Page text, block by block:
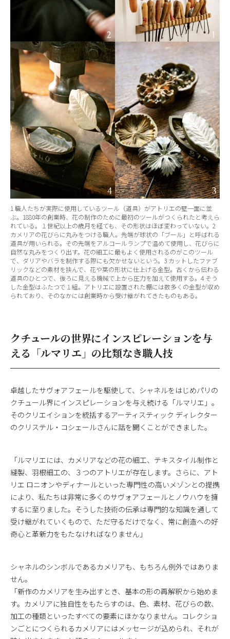
1 職人たちが実際に使用しているツール（道具）がアトリエの壁一面に並
ぶ。1880年の創業時、花の制作のために最初のツールがつくられたと考えら
れている。１世紀以上の歳月を経ても、その形状はほぼ変わっていない。2
カメリアの花びらに丸みをつける職人。先端が球状の「ブール」と呼ばれる
道具が用いられる。その先端をアルコールランプで温めて使用し、花びらに
自然な丸みをつくり出す。花の細工に最もよく使用されるのがこのツール
で、ダリアやバラを制作する際にも欠かせないという。3 カットしたファブ
リックなどの素材を挟んで、花や葉の形状に仕上げる金型。古くから伝わる
道具のひとつで、後ろに見える機械で上から圧力を加えて使用する。4 そう
した金型はふたつで１組。アトリエに設置された棚には数多くの金型が収め
られており、そのなかには創業時から受け継がれてきたものもある。
クチュールの世界にインスピレーションを与
える「ルマリエ」の比類なき職人技
卓越したサヴォアフェールを駆使して、シャネルをはじめパリの
クチュール界にインスピレーションを与え続ける「ルマリエ」。
そのクリエイションを統括するアーティスティック ディレクター
のクリステル・コシェールさんに話を聞くことができました。
「ルマリエには、カメリアなどの花の細工、テキスタイル制作と
縫製、羽根細工の、３つのアトリエが存在します。さらに、アト
リエ ロニオンやディナールといった専門性の高いメゾンとの提携
により、私たちは非常に多くのサヴォアフェールとノウハウを擁
するに至りました。そうした技術の伝承は専門的な知識を通して
受け継がれていくもので、ただ守るだけでなく、常に創造への好
奇心と革新力をもたなければなりません」
シャネルのシンボルであるカメリアも、もちろん例外ではありま
せん。
「新作のカメリアを生み出すとき、基本の形の再解釈から始めま
す。カメリアに独自性をもたらすのは、色、素材、花びらの数、
加工の種類といったすべての要素にほかなりません。コレクショ
ンごとにつくられるカメリアにはメッセージが込められ、それが